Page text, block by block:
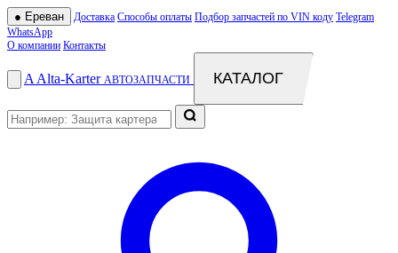
● Ереван Доставка Способы оплаты Подбор запчастей по VIN коду Telegram
WhatsApp
О компании Контакты
A Alta-Karter АВТОЗАПЧАСТИ КАТАЛОГ